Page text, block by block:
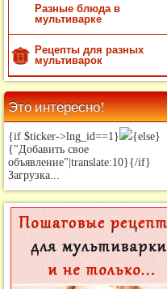
Разные блюда в
мультиварке
Рецепты для разных
мультиварок
Это интересно!
{if $ticker->lng_id==1}
{else}
{"Добавить свое
объявление"|translate:10}{/if}
Загрузка...